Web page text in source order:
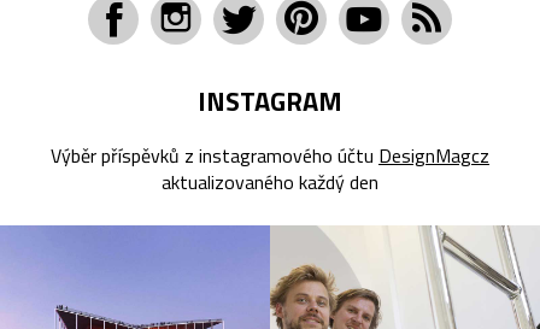
INSTAGRAM
Výběr příspěvků z instagramového účtu DesignMagcz
aktualizovaného každý den